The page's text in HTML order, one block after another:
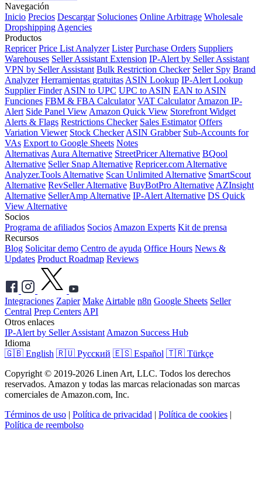
Navegación
Inicio Precios Descargar Soluciones Online Arbitrage Wholesale
Dropshipping Agencies
Productos
Repricer Price List Analyzer Lister Purchase Orders Suppliers
Warehouses Seller Assistant Extension IP-Alert by Seller Assistant
VPN by Seller Assistant Bulk Restriction Checker Seller Spy Brand
Analyzer Herramientas gratuitas ASIN Lookup IP-Alert Lookup
Supplier Finder ASIN to UPC UPC to ASIN EAN to ASIN
Funciones FBM & FBA Calculator VAT Calculator Amazon IP-
Alert Side Panel View Amazon Quick View Storefront Widget
Alerts & Flags Restrictions Checker Sales Estimator Offers
Variation Viewer Stock Checker ASIN Grabber Sub-Accounts for
VAs Export to Google Sheets Notes
Alternativas Aura Alternative StreetPricer Alternative BQool
Alternative Seller Snap Alternative Repricer.com Alternative
Analyzer.Tools Alternative Scan Unlimited Alternative SmartScout
Alternative RevSeller Alternative BuyBotPro Alternative AZInsight
Alternative SellerAmp Alternative IP-Alert Alternative DS Quick
View Alternative
Socios
Programa de afiliados Socios Amazon Experts Kit de prensa
Recursos
Blog Solicitar demo Centro de ayuda Office Hours News &
Updates Product Roadmap Reviews
Integraciones Zapier Make Airtable n8n Google Sheets Seller
Central Prep Centers API
Otros enlaces
IP-Alert by Seller Assistant Amazon Success Hub
Idioma
🇬🇧 English 🇷🇺 Русский 🇪🇸 Español 🇹🇷 Türkçe
Copyright © 2019-2026 Linen Art, LLC. Todos los derechos
reservados. Amazon y todas las marcas relacionadas son marcas
comerciales de Amazon.com, Inc.
Términos de uso | Política de privacidad | Política de cookies |
Política de reembolso